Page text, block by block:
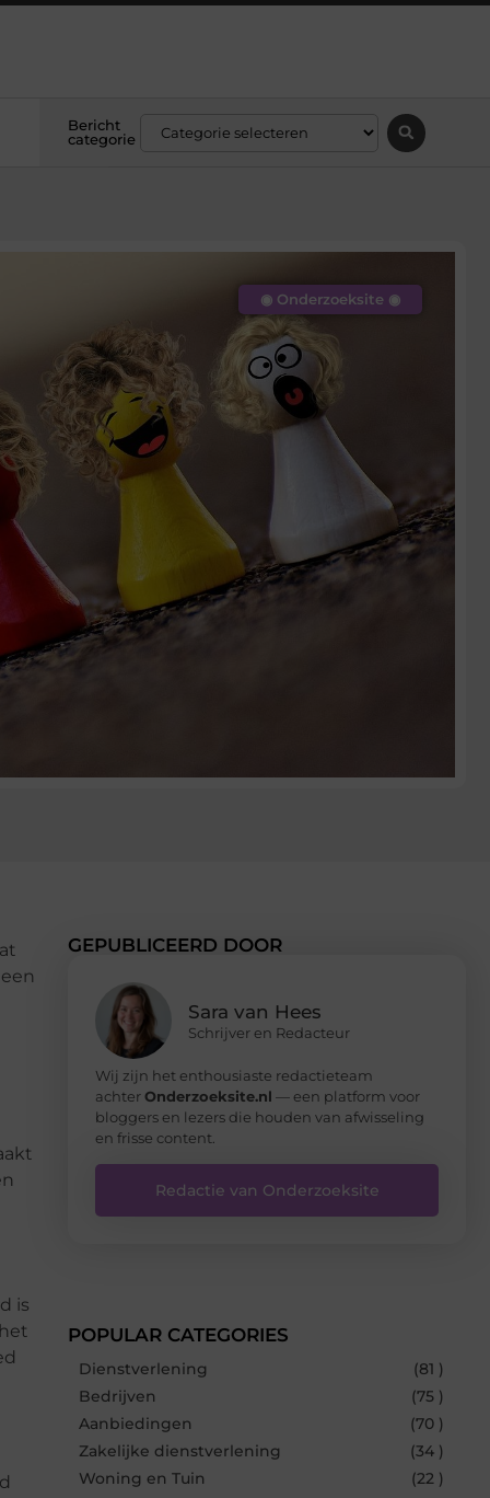
Bericht
categorie
◉ Onderzoeksite ◉
is
GEPUBLICEERD DOOR
Sara van Hees
Schrijver en Redacteur
Wij zijn het enthousiaste redactieteam
achterOnderzoeksite.nl — een platform voor
bloggers en lezers die houden van afwisseling
en frisse content.
Redactie van Onderzoeksite
POPULAR CATEGORIES
Dienstverlening
(81 )
Bedrijven
(75 )
Aanbiedingen
(70 )
Zakelijke dienstverlening
(34 )
Woning en Tuin
(22 )